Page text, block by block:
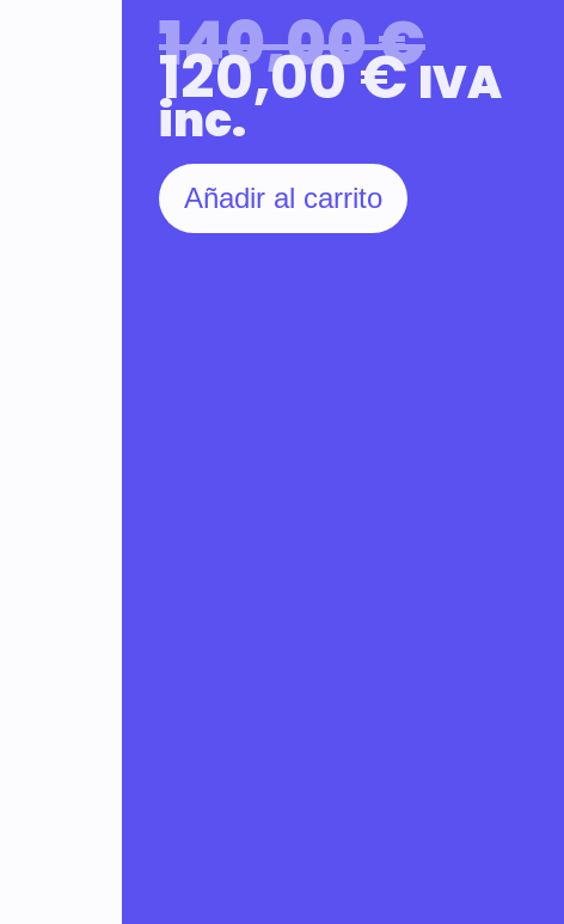
140,00€
120,00€ IVA
inc.
Añadir al carrito